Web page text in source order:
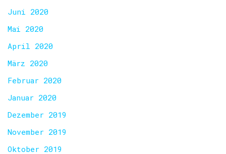
Juni 2020
Mai 2020
April 2020
März 2020
Februar 2020
Januar 2020
Dezember 2019
November 2019
Oktober 2019